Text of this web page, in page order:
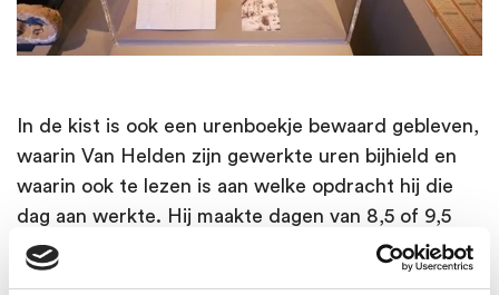
In de kist is ook een urenboekje bewaard gebleven,
waarin Van Helden zijn gewerkte uren bijhield en
waarin ook te lezen is aan welke opdracht hij die
dag aan werkte. Hij maakte dagen van 8,5 of 9,5
uur en werkte op zaterdag ook nog eens 5,5 uur.
Op 10 juni 1930 noteert Van Helden dat hij